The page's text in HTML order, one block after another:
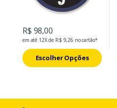
R$ 98,00
em até 12X de R$ 9,26 no cartão*
Escolher Opções